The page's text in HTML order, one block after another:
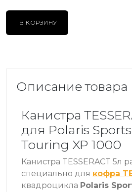
В КОРЗИНУ
Описание товара
Канистра
для Polaris
Touring XP 1000
Канистра TESSERACT 5л
специально для кофра
квадроцикла Polaris